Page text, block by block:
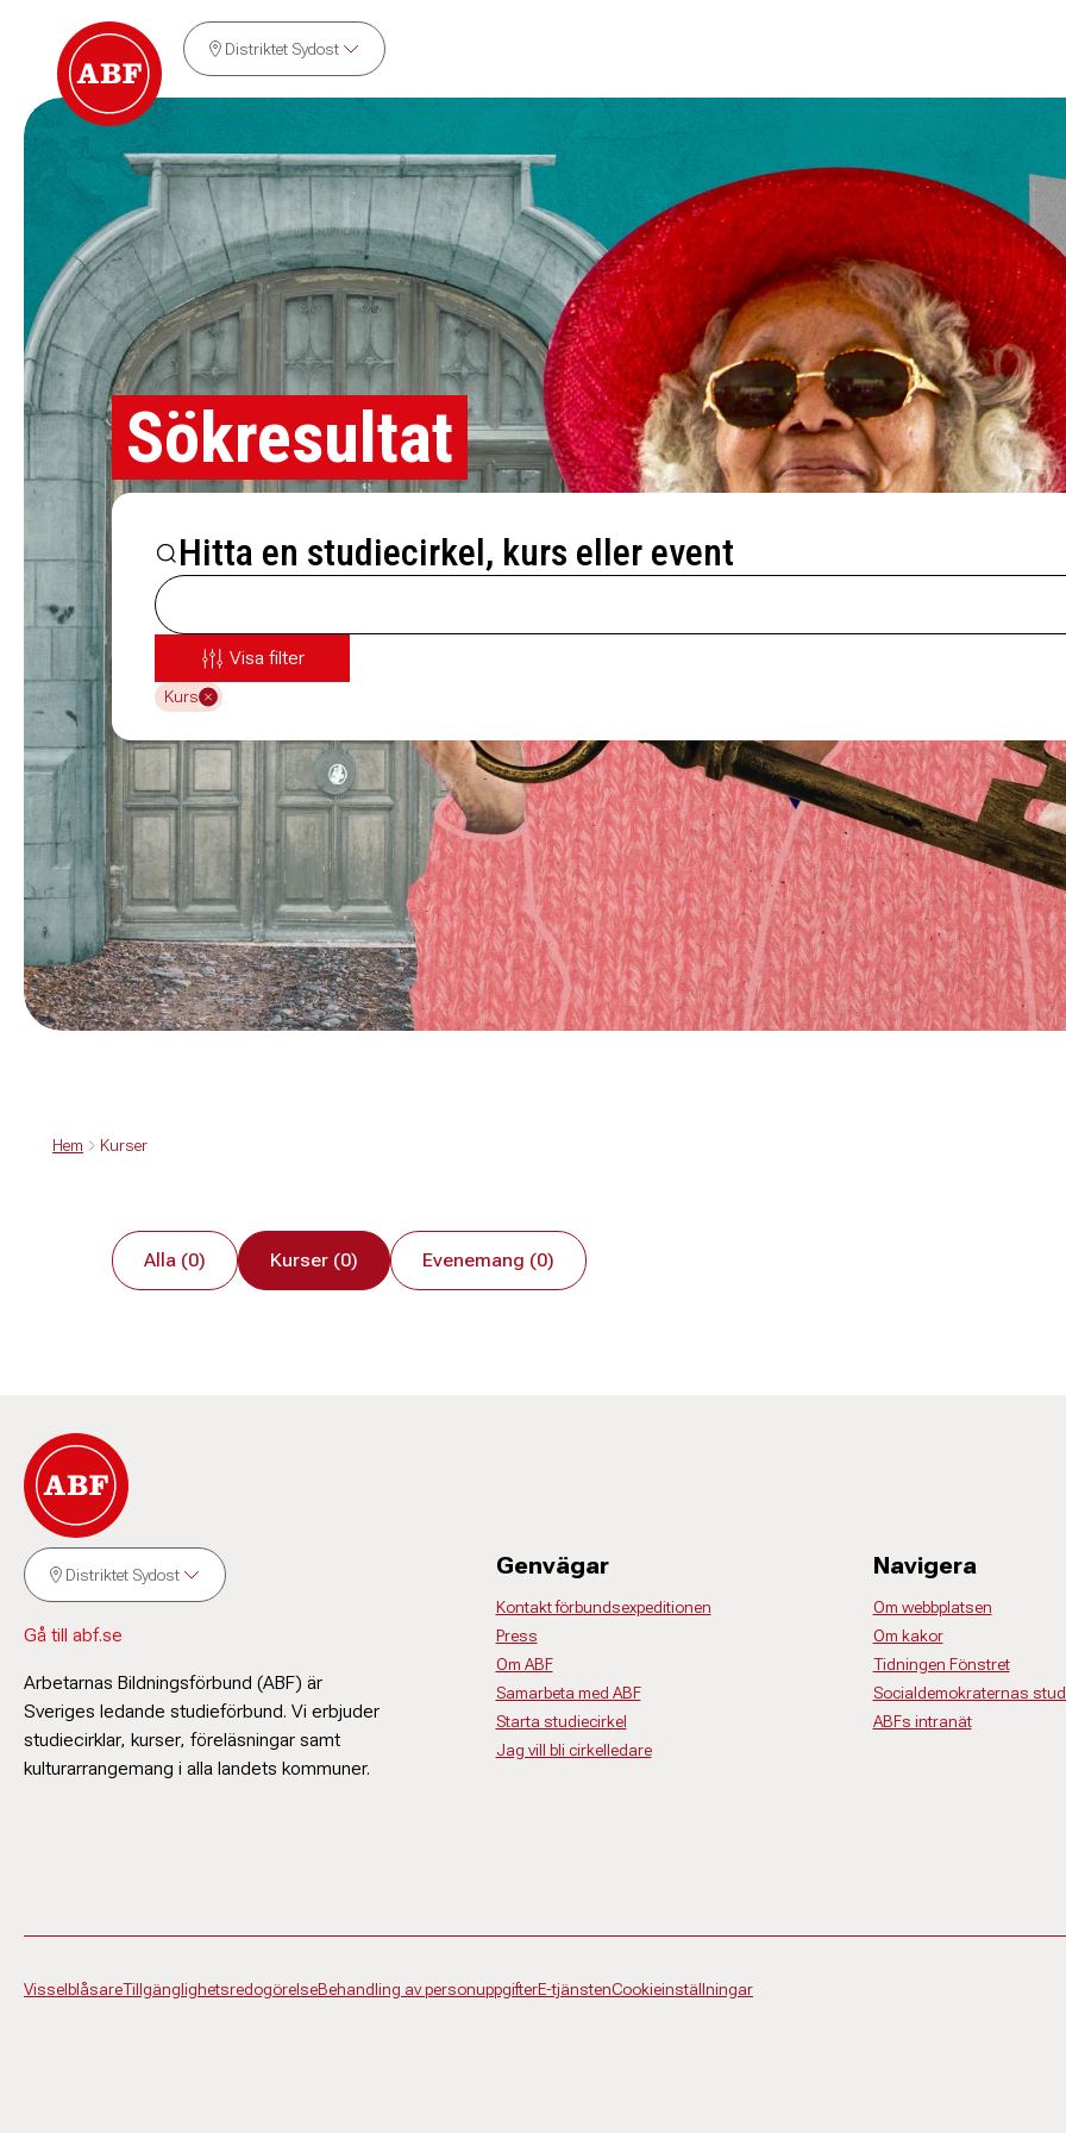
Distriktet Sydost
Sökresultat
Hitta en studiecirkel, kurs eller event
Visa filter
Kurs
Hem Kurser
Alla (0) Kurser (0) Evenemang (0)
Distriktet Sydost
Gå till abf.se
Arbetarnas Bildningsförbund (ABF) är
Sveriges ledande studieförbund. Vi erbjuder
studiecirklar, kurser, föreläsningar samt
kulturarrangemang i alla landets kommuner.
Genvägar
Kontakt förbundsexpeditionen
Press
Om ABF
Samarbeta med ABF
Starta studiecirkel
Jag vill bli cirkelledare
Navigera
Om webbplatsen
Om kakor
Tidningen Fönstret
Socialdemokraternas
ABFs intranät
VisselblåsareTillgänglighetsredogörelseBehandling av personuppgifterE-tjänstenCookieinställningar